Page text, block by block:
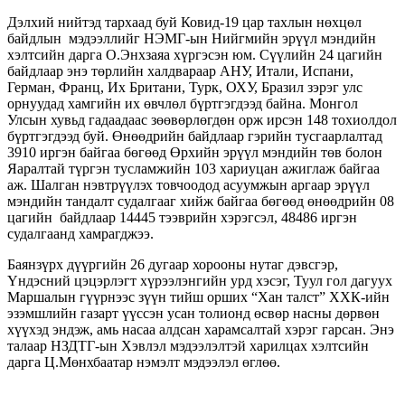
Дэлхий нийтэд тархаад буй Ковид-19 цар тахлын нөхцөл
байдлын мэдээллийг НЭМГ-ын Нийгмийн эрүүл мэндийн
хэлтсийн дарга О.Энхзаяа хүргэсэн юм. Сүүлийн 24 цагийн
байдлаар энэ төрлийн халдвараар АНУ, Итали, Испани,
Герман, Франц, Их Британи, Турк, ОХУ, Бразил зэрэг улс
орнуудад хамгийн их өвчлөл бүртгэгдээд байна. Монгол
Улсын хувьд гадаадаас зөөвөрлөгдөн орж ирсэн 148 тохиолдол
бүртгэгдээд буй. Өнөөдрийн байдлаар гэрийн тусгаарлалтад
3910 иргэн байгаа бөгөөд Өрхийн эрүүл мэндийн төв болон
Яаралтай түргэн тусламжийн 103 хариуцан ажиглаж байгаа
аж. Шалган нэвтрүүлэх товчоодод асуумжын аргаар эрүүл
мэндийн тандалт судалгааг хийж байгаа бөгөөд өнөөдрийн 08
цагийн байдлаар 14445 тээврийн хэрэгсэл, 48486 иргэн
судалгаанд хамрагджээ.
Баянзүрх дүүргийн 26 дугаар хорооны нутаг дэвсгэр,
Үндэсний цэцэрлэгт хүрээлэнгийн урд хэсэг, Туул гол дагуух
Маршалын гүүрнээс зүүн тийш орших “Хан талст” ХХК-ийн
эзэмшлийн газарт үүссэн усан толионд өсвөр насны дөрвөн
хүүхэд эндэж, амь насаа алдсан харамсалтай хэрэг гарсан. Энэ
талаар НЗДТГ-ын Хэвлэл мэдээлэлтэй харилцах хэлтсийн
дарга Ц.Мөнхбаатар нэмэлт мэдээлэл өглөө.